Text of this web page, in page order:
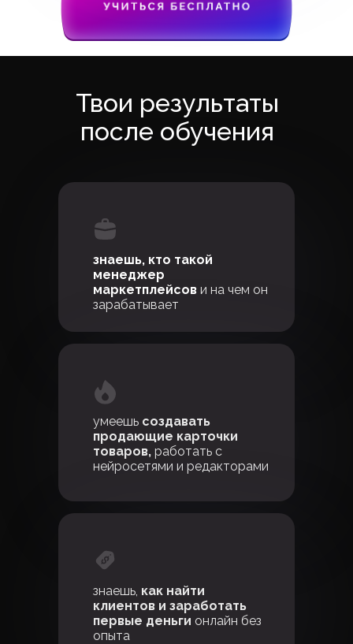
Многие женщины уже успешно
на практике, свободно
работают как
на одноразовых, так и на постоянных
Твои результаты
после обучения
знаешь, кто такой
менеджер
маркетплейсов и на чем он
зарабатывает
умеешь создавать
продающие карточки
товаров, работать с
нейросетями и редакторами
знаешь, как найти
клиентов и заработать
первые деньги онлайн без
опыта